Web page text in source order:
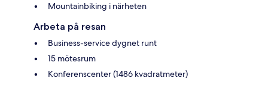
Mountainbiking i närheten
Arbeta på resan
Business-service dygnet runt
15 mötesrum
Konferenscenter (1486 kvadratmeter)